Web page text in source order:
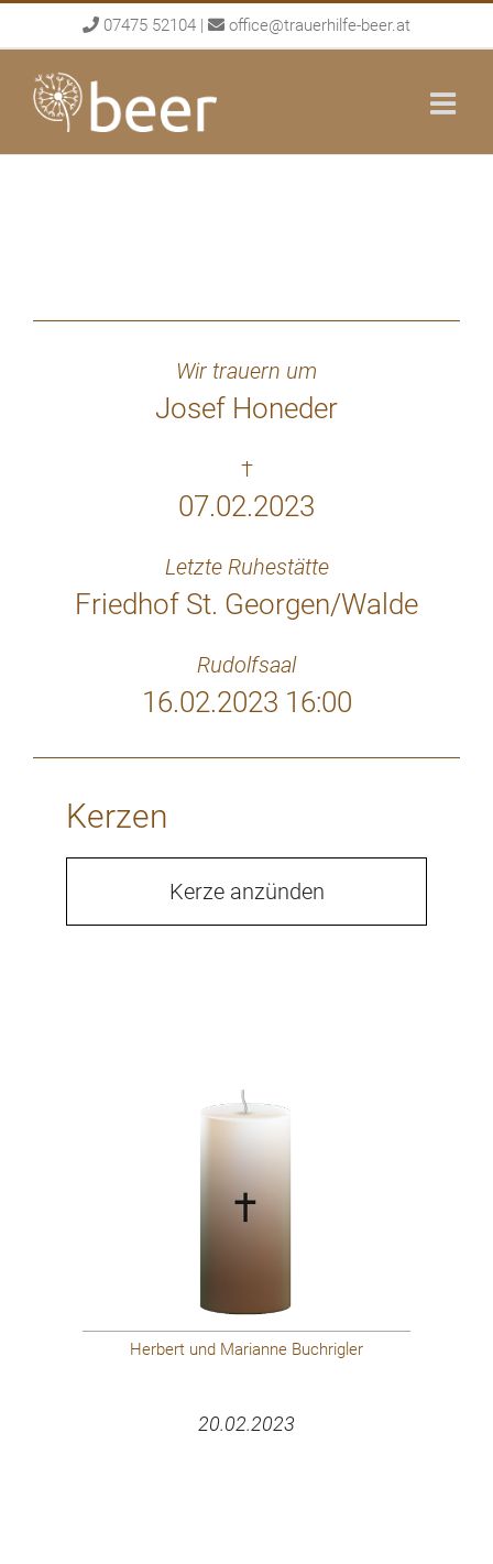
to
content
07475 52104 | office@trauerhilfe-beer.at
Wir trauern um
Josef Honeder
†
07.02.2023
Letzte Ruhestätte
Friedhof St. Georgen/Walde
Rudolfsaal
16.02.2023 16:00
Kerzen
Kerze anzünden
Herbert und Marianne Buchrigler
20.02.2023